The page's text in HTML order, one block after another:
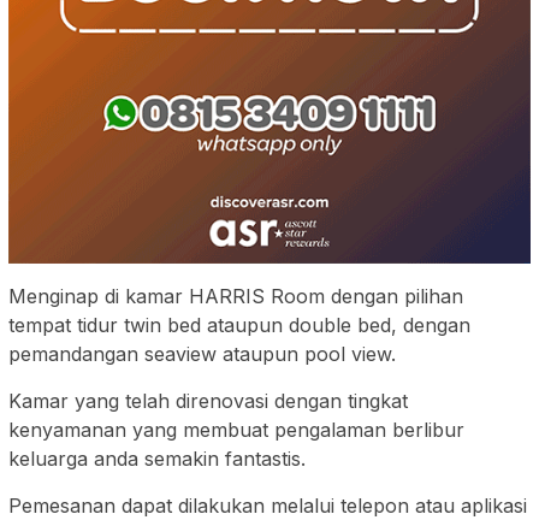
Menginap di kamar HARRIS Room dengan pilihan
tempat tidur twin bed ataupun double bed, dengan
pemandangan seaview ataupun pool view.
Kamar yang telah direnovasi dengan tingkat
kenyamanan yang membuat pengalaman berlibur
keluarga anda semakin fantastis.
Pemesanan dapat dilakukan melalui telepon atau aplikasi